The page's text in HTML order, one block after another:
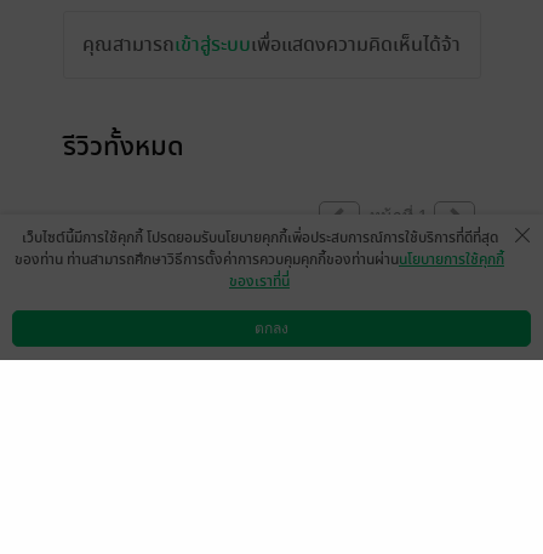
คุณสามารถเข้าสู่ระบบเพื่อแสดงความคิดเห็นได้จ้า
รีวิวทั้งหมด
หน้าที่ 1
39
ดาวน์โหลดแอป วิธีการใช้งาน ติดต่อเรา
เว็บไซต์นี้มีการใช้คุกกี้ โปรดยอมรับนโยบายคุกกี้เพื่อประสบการณ์การใช้บริการที่ดีที่สุด
ของท่าน ท่านสามารถศึกษาวิธีการตั้งค่าการควบคุมคุกกี้ของท่านผ่านนโยบายการใช้คุกกี้
ของเราที่นี่
ตกลง